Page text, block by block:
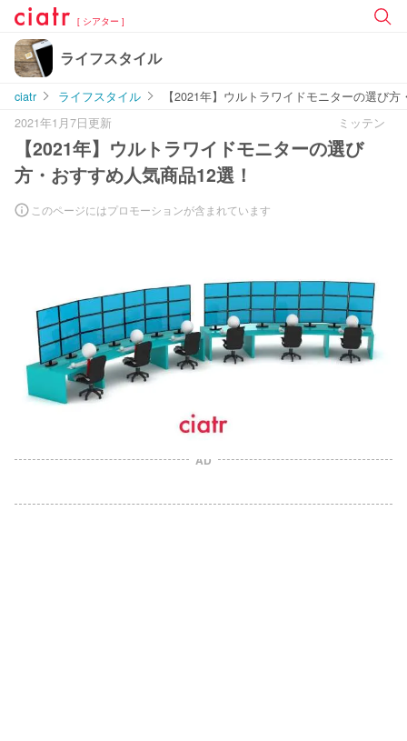
[ シアター ]
ライフスタイル
ciatr ライフスタイル
【2021年】ウルトラワイドモニターの選び
2021年1月7日更新
ミッテン
【2021年】ウルトラワイドモニターの選び
方・おすすめ人気商品12選！
このページにはプロモーションが含まれています
AD